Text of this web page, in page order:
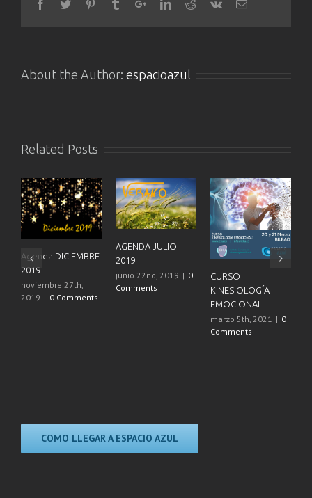
About the Author: espacioazul
Related Posts
Agenda DICIEMBRE
2019
noviembre 27th,
2019 | 0 Comments
AGENDA JULIO
2019
junio 22nd, 2019 | 0
Comments
CURSO
KINESIOLOGÍA
EMOCIONAL
marzo 5th, 2021 | 0
Comments
COMO LLEGAR A ESPACIO AZUL